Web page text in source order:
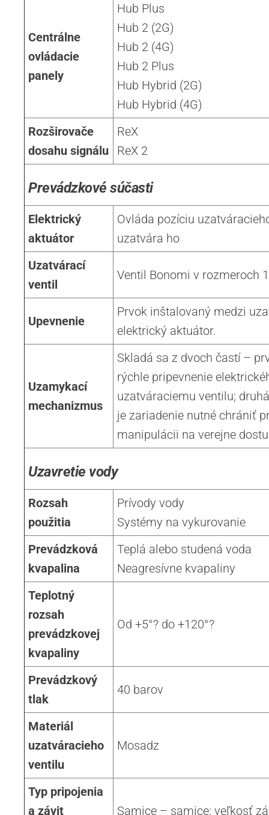
Centrálne
ovládacie
panely
Hub Plus
Hub 2 (2G)
Hub 2 (4G)
Hub 2 Plus
Hub Hybrid (2G)
Hub Hybrid (4G)
Rozširovače
dosahu signálu
ReX
ReX 2
Prevádzkové súčasti
Elektrický
aktuátor
Ovláda pozíciu
uzatvára ho
Uzatvárací
ventil
Ventil Bonomi v rozmeroch
Upevnenie
Prvok inštalovaný medzi
elektrický aktuátor.
Uzamykací
mechanizmus
Skladá sa z dvoch častí –
rýchle pripevnenie
uzatváraciemu ventilu;
je zariadenie nutné chrániť
manipulácii na verejne
Uzavretie vody
Rozsah
použitia
Prívody vody
Systémy na vykurovanie
Prevádzková
kvapalina
Teplá alebo studená voda
Neagresívne kvapaliny
Teplotný
rozsah
prevádzkovej
kvapaliny
Od +5°? do +120°?
Prevádzkový
tlak
40 barov
Materiál
uzatváracieho
ventilu
Mosadz
Typ pripojenia
a závit
Samice – samice; veľkosť